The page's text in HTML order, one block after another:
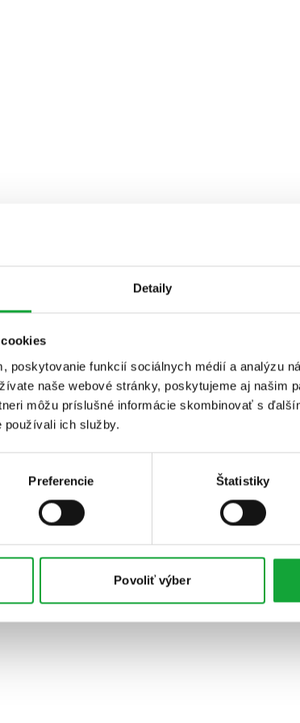
Detaily
poskytovanie funkcií sociálnych médií a analýzu
naše webové stránky, poskytujeme aj našim
môžu príslušné informácie skombinovať s
ich služby.
Preferencie Štatistiky
Povoliť výber